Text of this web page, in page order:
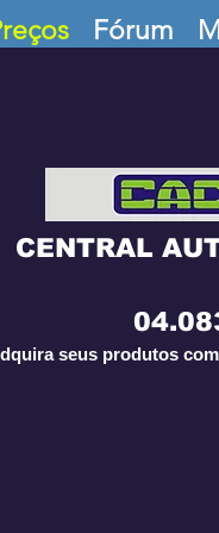
Fórum
CENTRAL
seus produtos